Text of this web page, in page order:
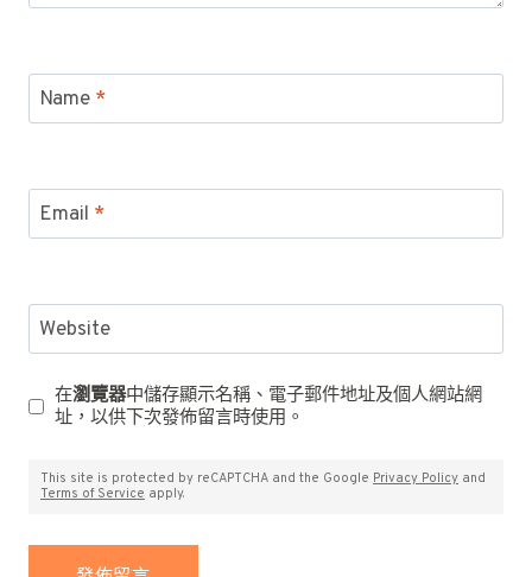
Name *
Email *
Website
在瀏覽器中儲存顯示名稱、電子郵件地址及個人網站網
址，以供下次發佈留言時使用。
This site is protected by reCAPTCHA and the Google Privacy Policy and
Terms of Service apply.